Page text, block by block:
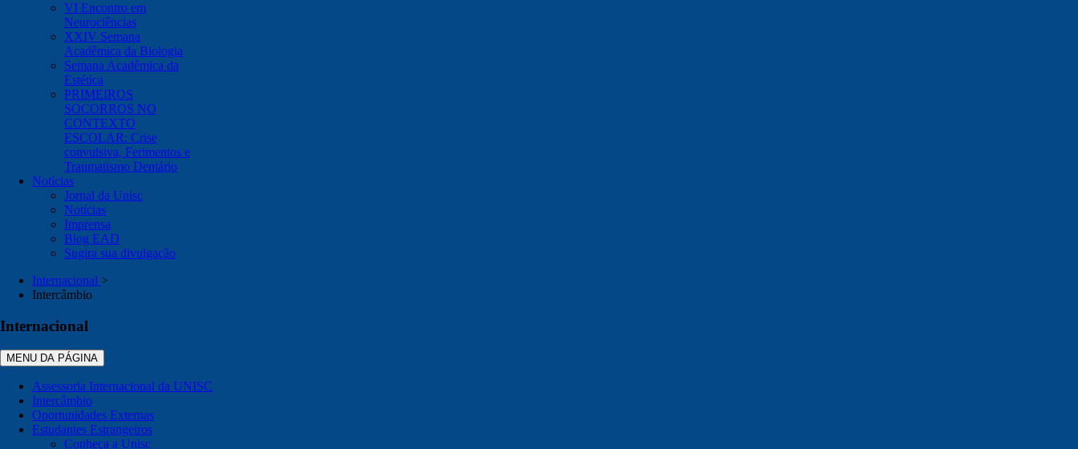
VI Encontro em
Neurociências
XXIV Semana
Acadêmica da Biologia
Semana Acadêmica da
Estética
PRIMEIROS
SOCORROS NO
CONTEXTO
ESCOLAR: Crise
convulsiva, Ferimentos e
Traumatismo Dentário
Notícias
Jornal da Unisc
Notícias
Imprensa
Blog EAD
Sugira sua divulgação
Internacional >
Intercâmbio
Internacional
MENU DA PÁGINA
Assessoria Internacional da UNISC
Intercâmbio
Oportunidades Externas
Estudantes Estrangeiros
Conheça a Unisc